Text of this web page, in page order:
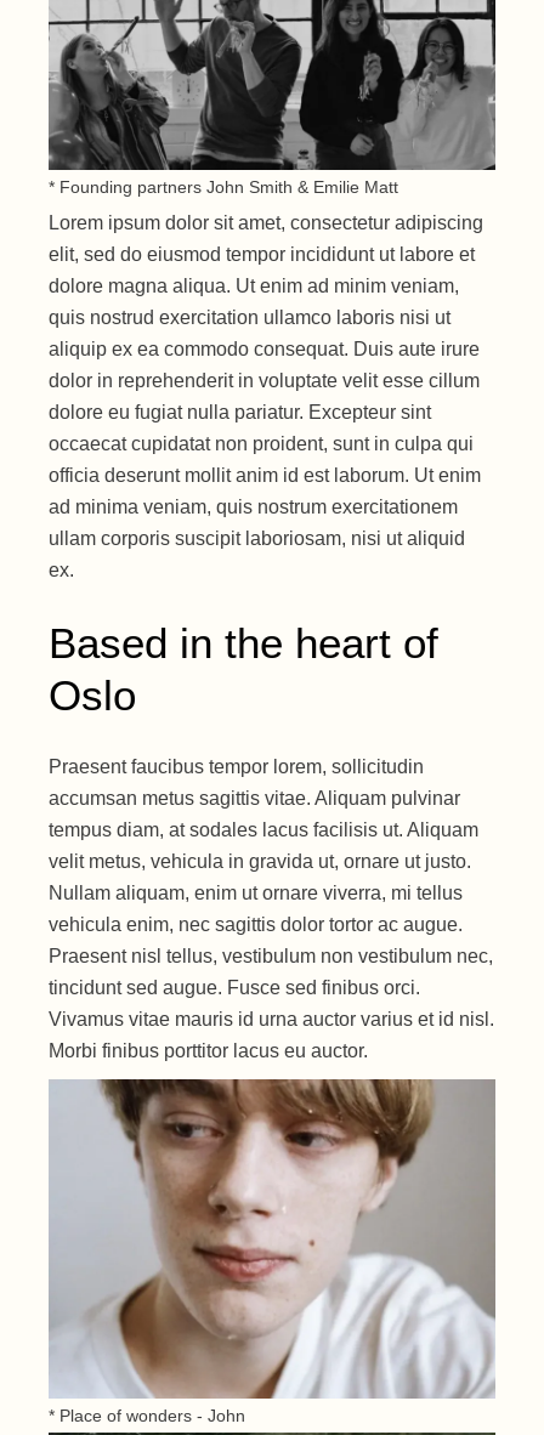
* Founding partners John Smith & Emilie Matt
Lorem ipsum dolor sit amet, consectetur adipiscing
elit, sed do eiusmod tempor incididunt ut labore et
dolore magna aliqua. Ut enim ad minim veniam,
quis nostrud exercitation ullamco laboris nisi ut
aliquip ex ea commodo consequat. Duis aute irure
dolor in reprehenderit in voluptate velit esse cillum
dolore eu fugiat nulla pariatur. Excepteur sint
occaecat cupidatat non proident, sunt in culpa qui
officia deserunt mollit anim id est laborum. Ut enim
ad minima veniam, quis nostrum exercitationem
ullam corporis suscipit laboriosam, nisi ut aliquid
ex.
Based in the heart of
Oslo
Praesent faucibus tempor lorem, sollicitudin
accumsan metus sagittis vitae. Aliquam pulvinar
tempus diam, at sodales lacus facilisis ut. Aliquam
velit metus, vehicula in gravida ut, ornare ut justo.
Nullam aliquam, enim ut ornare viverra, mi tellus
vehicula enim, nec sagittis dolor tortor ac augue.
Praesent nisl tellus, vestibulum non vestibulum nec,
tincidunt sed augue. Fusce sed finibus orci.
Vivamus vitae mauris id urna auctor varius et id nisl.
Morbi finibus porttitor lacus eu auctor.
* Place of wonders - John